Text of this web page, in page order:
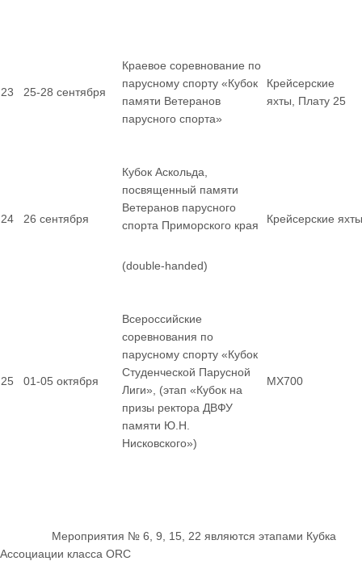
23 25-28 сентября
Краевое соревнование по
парусному спорту «Кубок
памяти Ветеранов
парусного спорта»
Крейсерские
яхты, Плату 25
24 26 сентября
Кубок Аскольда,
посвященный памяти
Ветеранов парусного
спорта Приморского края
(double-handed)
Крейсерские яхты
25 01-05 октября
Всероссийские
соревнования по
парусному спорту «Кубок
Студенческой Парусной
Лиги», (этап «Кубок на
призы ректора ДВФУ
памяти Ю.Н.
Нисковского»)
MX700
Мероприятия № 6, 9, 15, 22 являются этапами Кубка
Ассоциации класса ORC